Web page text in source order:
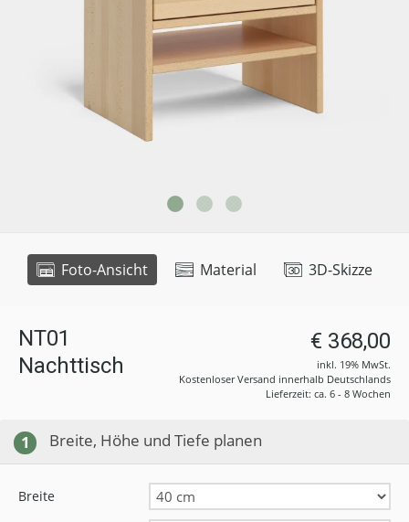
Foto-Ansicht Material 3D-Skizze
NT01
Nachttisch
€ 368,00
inkl. 19% MwSt.
Kostenloser Versand innerhalb Deutschlands
Lieferzeit: ca. 6 - 8 Wochen
1 Breite, Höhe und Tiefe planen
Breite